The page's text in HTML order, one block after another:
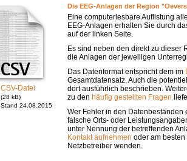
CSV-Datei
(28 kB)
Stand 24.08.2015
Die EEG-Anlagen der Region
Eine computerlesbare Auflistung
EEG-Anlagen erhalten Sie durch
auf der linken Seite.
Es sind neben den direkt zu dieser
die Anlagen der jeweiligen
Das Datenformat entspricht dem im
Gesamtdatensatz. Auch die
dort ausführlich beschrieben.
zu den häufig gestellten Fragen
Wer Fehler in den Datenbeständen
falsche Orts- oder
unter Nennung der betreffenden
Kontakt aufnehmen oder am
Netzbetreiber wenden.